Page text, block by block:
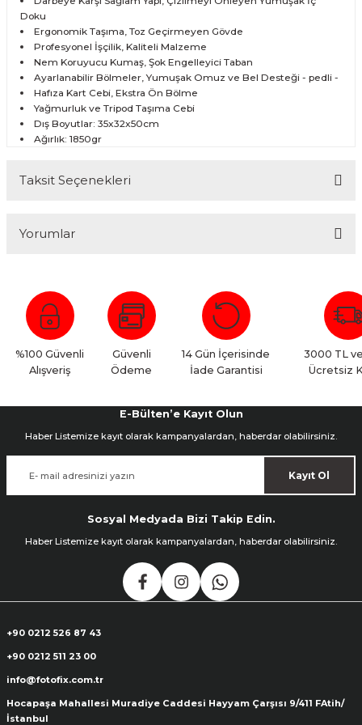
Doku
Ergonomik Taşıma, Toz Geçirmeyen Gövde
Profesyonel İşçilik, Kaliteli Malzeme
Nem Koruyucu Kumaş, Şok Engelleyici Taban
Ayarlanabilir Bölmeler, Yumuşak Omuz ve Bel Desteği - pedli -
Hafıza Kart Cebi, Ekstra Ön Bölme
Yağmurluk ve Tripod Taşıma Cebi
Dış Boyutlar: 35x32x50cm
Ağırlık: 1850gr
Taksit Seçenekleri
Yorumlar
Bu ürüne ilk yorumu siz yapın!
Yorum Yaz
%100 Güvenli
Alışveriş
Güvenli
Ödeme
14 Gün İçerisinde
İade Garantisi
3000 TL
Ücretsiz
E-Bülten’e Kayıt Olun
Haber Listemize kayıt olarak kampanyalardan, haberdar olabilirsiniz.
Kayıt Ol
Sosyal Medyada Bizi Takip Edin.
Haber Listemize kayıt olarak kampanyalardan, haberdar olabilirsiniz.
+90 0212 526 87 43
+90 0212 511 23 00
info@fotofix.com.tr
Hocapaşa Mahallesi Muradiye Caddesi Hayyam Çarşısı 9/411 FAtih/
İstanbul